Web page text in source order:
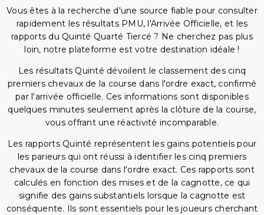
Vous êtes à la recherche d'une source fiable pour consulter
rapidement les résultats PMU, l'Arrivée Officielle, et les
rapports du Quinté Quarté Tiercé ? Ne cherchez pas plus
loin, notre plateforme est votre destination idéale !
Les résultats Quinté dévoilent le classement des cinq
premiers chevaux de la course dans l'ordre exact, confirmé
par l'arrivée officielle. Ces informations sont disponibles
quelques minutes seulement après la clôture de la course,
vous offrant une réactivité incomparable.
Les rapports Quinté représentent les gains potentiels pour
les parieurs qui ont réussi à identifier les cinq premiers
chevaux de la course dans l'ordre exact. Ces rapports sont
calculés en fonction des mises et de la cagnotte, ce qui
signifie des gains substantiels lorsque la cagnotte est
conséquente. Ils sont essentiels pour les joueurs cherchant